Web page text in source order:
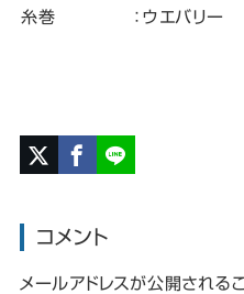
糸巻
： ウエバリー
コメント
メールアドレスが公開される